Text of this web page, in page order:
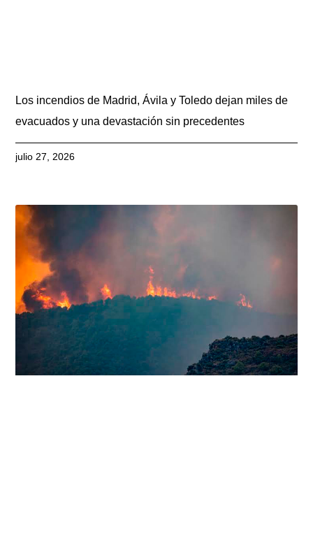
Los incendios de Madrid, Ávila y Toledo dejan miles de
evacuados y una devastación sin precedentes
julio 27, 2026